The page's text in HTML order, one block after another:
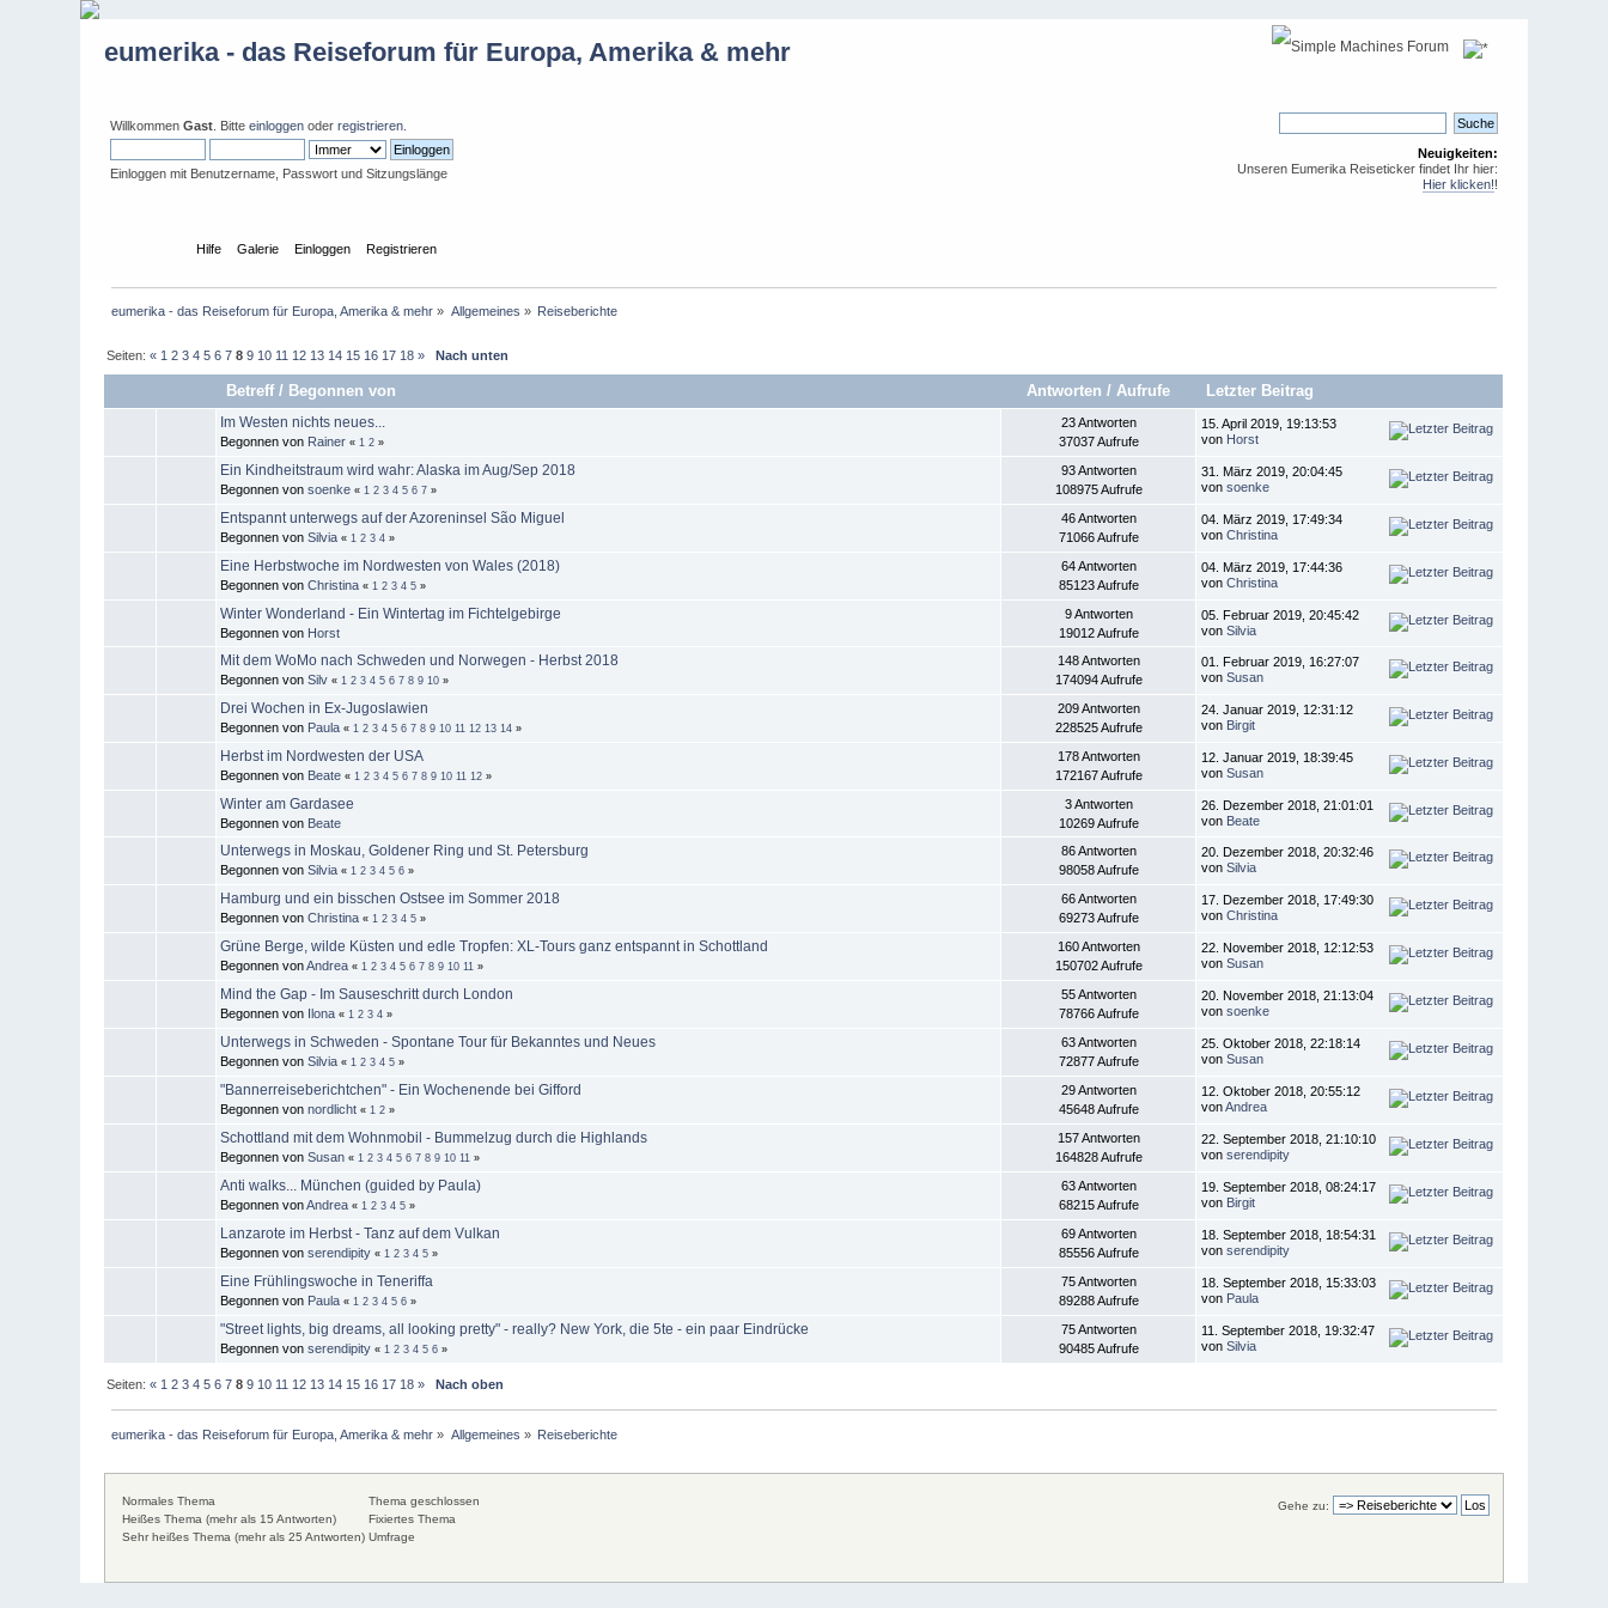
eumerika - das Reiseforum für Europa, Amerika & mehr
WillkommenGast . Bitteeinloggen oderregistrieren
Einloggen mit Benutzername, Passwort und Sitzungslänge
Neuigkeiten:
Unseren Eumerika Reiseticker findet Ihr hier:
Hier klicken!!
Hilfe Galerie Einloggen Registrieren
eumerika - das Reiseforum für Europa, Amerika & mehr » Allgemeines » Reiseberichte
Seiten:« 1 2 3 4 5 6 7 8 9 10 11 12 13 14 15 16 17 18 » Nach unten
Betreff/ Begonnen von Antworten / Aufrufe Letzter Beitrag
Im Westen nichts neues...
Begonnen von Rainer « 1 2 »
23 Antworten
37037 Aufrufe
15. April 2019, 19:13:53
von Horst
Ein Kindheitstraum wird wahr: Alaska im Aug/Sep 2018
Begonnen vonsoenke « 1 2 3 4 5 6 7 »
93 Antworten
108975 Aufrufe
31. März 2019, 20:04:45
vonsoenke
Entspannt unterwegs auf der Azoreninsel São Miguel
Begonnen vonSilvia « 1 2 3 4 »
46 Antworten
71066 Aufrufe
04. März 2019, 17:49:34
vonChristina
Eine Herbstwoche im Nordwesten von Wales (2018)
Begonnen vonChristina « 1 2 3 4 5 »
64 Antworten
85123 Aufrufe
04. März 2019, 17:44:36
vonChristina
Winter Wonderland - Ein Wintertag im Fichtelgebirge
Begonnen von Horst
9 Antworten
19012 Aufrufe
05. Februar 2019, 20:45:42
vonSilvia
Mit dem WoMo nach Schweden und Norwegen - Herbst 2018
Begonnen vonSilv « 1 2 3 4 5 6 7 8 9 10 »
148 Antworten
174094 Aufrufe
01. Februar 2019, 16:27:07
vonSusan
Drei Wochen in Ex-Jugoslawien
Begonnen von Paula « 1 2 3 4 5 6 7 8 9 10 11 12 13 14 »
209 Antworten
228525 Aufrufe
24. Januar 2019, 12:31:12
von Birgit
Herbst im Nordwesten der USA
Begonnen von Beate « 1 2 3 4 5 6 7 8 9 10 11 12 »
178 Antworten
172167 Aufrufe
12. Januar 2019, 18:39:45
vonSusan
Winter am Gardasee
Begonnen von Beate
3 Antworten
10269 Aufrufe
26. Dezember 2018, 21:01:01
von Beate
Unterwegs in Moskau, Goldener Ring und St. Petersburg
Begonnen vonSilvia « 1 2 3 4 5 6 »
86 Antworten
98058 Aufrufe
20. Dezember 2018, 20:32:46
vonSilvia
Hamburg und ein bisschen Ostsee im Sommer 2018
Begonnen vonChristina « 1 2 3 4 5 »
66 Antworten
69273 Aufrufe
17. Dezember 2018, 17:49:30
vonChristina
Grüne Berge, wilde Küsten und edle Tropfen: XL-Tours ganz entspannt in Schottland
Begonnen vonAndrea « 1 2 3 4 5 6 7 8 9 10 11 »
160 Antworten
150702 Aufrufe
22. November 2018, 12:12:53
vonSusan
Mind the Gap - Im Sauseschritt durch London
Begonnen von Ilona « 1 2 3 4 »
55 Antworten
78766 Aufrufe
20. November 2018, 21:13:04
vonsoenke
Unterwegs in Schweden - Spontane Tour für Bekanntes und Neues
Begonnen vonSilvia « 1 2 3 4 5 »
63 Antworten
72877 Aufrufe
25. Oktober 2018, 22:18:14
vonSusan
"Bannerreiseberichtchen" - Ein Wochenende bei Gifford
Begonnen vonnordlicht « 1 2 »
29 Antworten
45648 Aufrufe
12. Oktober 2018, 20:55:12
vonAndrea
Schottland mit dem Wohnmobil - Bummelzug durch die Highlands
Begonnen vonSusan « 1 2 3 4 5 6 7 8 9 10 11 »
157 Antworten
164828 Aufrufe
22. September 2018, 21:10:10
vonserendipity
Anti walks... München (guided by Paula)
Begonnen vonAndrea « 1 2 3 4 5 »
63 Antworten
68215 Aufrufe
19. September 2018, 08:24:17
von Birgit
Lanzarote im Herbst - Tanz auf dem Vulkan
Begonnen vonserendipity « 1 2 3 4 5 »
69 Antworten
85556 Aufrufe
18. September 2018, 18:54:31
vonserendipity
Eine Frühlingswoche in Teneriffa
Begonnen von Paula « 1 2 3 4 5 6 »
75 Antworten
89288 Aufrufe
18. September 2018, 15:33:03
von Paula
"Street lights, big dreams, all looking pretty" - really? New York, die 5te - ein paar Eindrücke
Begonnen vonserendipity « 1 2 3 4 5 6 »
75 Antworten
90485 Aufrufe
11. September 2018, 19:32:47
vonSilvia
Seiten:« 1 2 3 4 5 6 7 8 9 10 11 12 13 14 15 16 17 18 » Nach oben
eumerika - das Reiseforum für Europa, Amerika & mehr » Allgemeines » Reiseberichte
Gehe zu:
Normales Thema
Heißes Thema (mehr als 15 Antworten)
Sehr heißes Thema (mehr als 25 Antworten)
Thema geschlossen
Fixiertes Thema
Umfrage